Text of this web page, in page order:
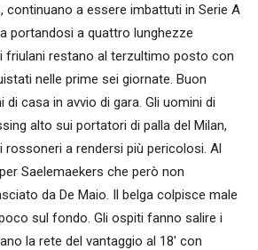
continuano a essere imbattuti in Serie A
portandosi a quattro lunghezze
i friulani restano al terzultimo posto con
nelle prime sei giornate. Buon
casa in avvio di gara. Gli uomini di
alto sui portatori di palla del Milan,
a rendersi più pericolosi. Al
Saelemaekers che però non
da De Maio. Il belga colpisce male
sul fondo. Gli ospiti fanno salire i
la rete del vantaggio al 18′ con